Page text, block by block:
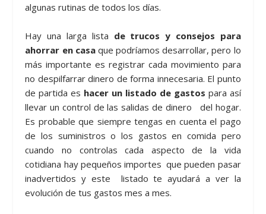
algunas rutinas de todos los días.
Hay una larga lista de trucos y consejos para
ahorrar en casaque podríamos desarrollar, pero lo
más importante es registrar cada movimiento para
no despilfarrar dinero de forma innecesaria. El punto
de partida es hacer un listado de gastos para así
llevar un control de las salidas de dinero del hogar.
Es probable que siempre tengas en cuenta el pago
de los suministros o los gastos en comida pero
cuando no controlas cada aspecto de la vida
cotidiana hay pequeños importes que pueden pasar
inadvertidos y este listado te ayudará a ver la
evolución de tus gastos mes a mes.